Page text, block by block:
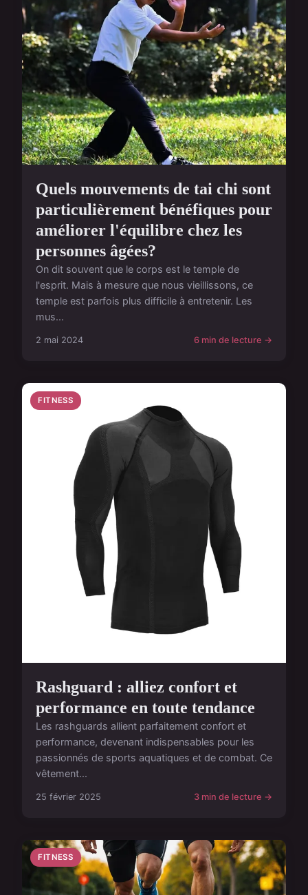
Quels mouvements de tai chi sont
particulièrement bénéfiques pour
améliorer l'équilibre chez les
personnes âgées?
On dit souvent que le corps est le temple de
l'esprit. Mais à mesure que nous vieillissons, ce
temple est parfois plus difficile à entretenir. Les
mus...
2 mai 2024 6 min de lecture →
FITNESS
Rashguard : alliez confort et
performance en toute tendance
Les rashguards allient parfaitement confort et
performance, devenant indispensables pour les
passionnés de sports aquatiques et de combat. Ce
vêtement...
25 février 2025 3 min de lecture →
FITNESS